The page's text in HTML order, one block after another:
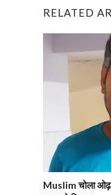
RELATED
Muslim चोला